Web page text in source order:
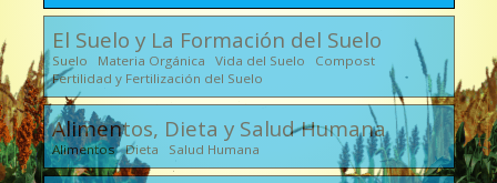
El Suelo y La Formación del Suelo
Suelo Materia Orgánica Vida del Suelo Compost
Fertilidad y Fertilización del Suelo
Alimentos, Dieta y Salud Humana
Alimentos Dieta Salud Humana